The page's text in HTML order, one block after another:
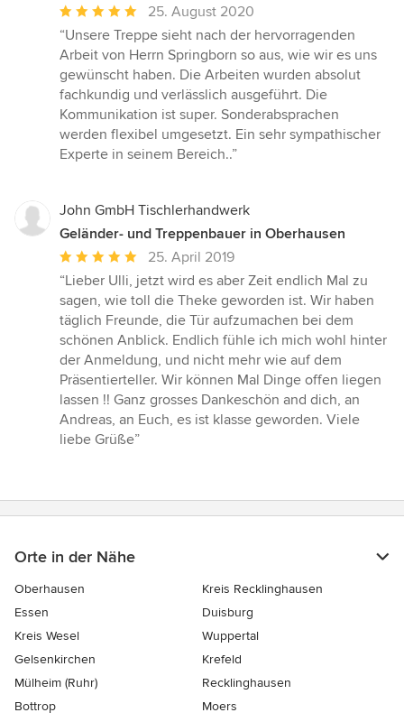
Durchschnittliche
Bewertung:
5
von
5
Sternen
25. August 2020
“Unsere Treppe sieht nach der hervorragenden
Arbeit von Herrn Springborn so aus, wie wir es uns
gewünscht haben. Die Arbeiten wurden absolut
fachkundig und verlässlich ausgeführt. Die
Kommunikation ist super. Sonderabsprachen
werden flexibel umgesetzt. Ein sehr sympathischer
Experte in seinem Bereich..”
John GmbH Tischlerhandwerk
Geländer- und Treppenbauer in Oberhausen
Durchschnittliche
Bewertung:
5
von
5
Sternen
25. April 2019
“Lieber Ulli, jetzt wird es aber Zeit endlich Mal zu
sagen, wie toll die Theke geworden ist. Wir haben
täglich Freunde, die Tür aufzumachen bei dem
schönen Anblick. Endlich fühle ich mich wohl hinter
der Anmeldung, und nicht mehr wie auf dem
Präsentierteller. Wir können Mal Dinge offen liegen
lassen !! Ganz grosses Dankeschön and dich, an
Andreas, an Euch, es ist klasse geworden. Viele
liebe Grüße”
Orte in der Nähe
Oberhausen
Kreis Recklinghausen
Essen
Duisburg
Kreis Wesel
Wuppertal
Gelsenkirchen
Krefeld
Mülheim (Ruhr)
Recklinghausen
Bottrop
Moers